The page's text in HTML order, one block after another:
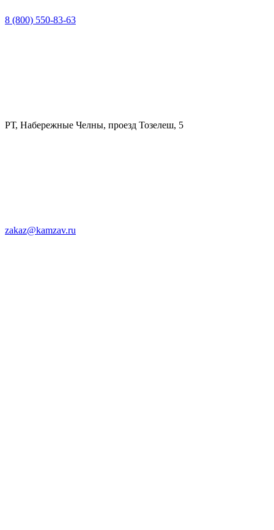
8 (800) 550-83-63
РТ, Набережные Челны, проезд Тозелеш, 5
zakaz@kamzav.ru